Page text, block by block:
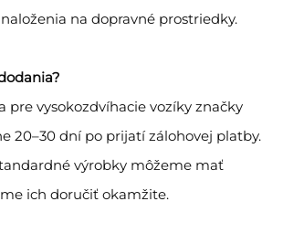
na dopravné prostriedky.
pre vysokozdvíhacie vozíky značky
20–30 dní po prijatí zálohovej platby.
výrobky môžeme mať
ich doručiť okamžite.